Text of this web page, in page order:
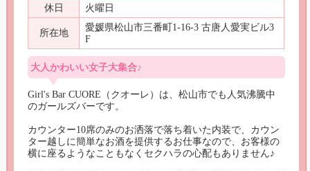
休日
火曜日
所在地
愛媛県松山市三番町1-16-3 古唐人愛実ビル3
F
大人かわいい女子大集合♪
Girl's Bar CUORE（クオーレ）は、松山市でも人気沸騰中
のガールズバーです。
カウンター10席のみのお洒落で落ち着いた内装で、カウン
ター越しに簡単なお酒を提供するお仕事なので、お客様の
横に座るようなこともなくセクハラの心配もありません♪